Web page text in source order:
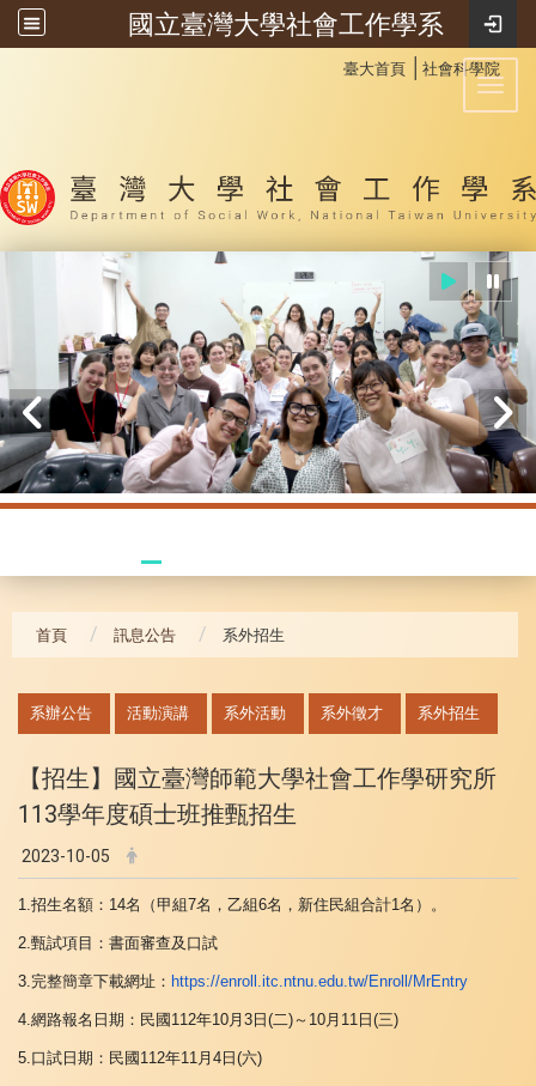
國立臺灣大學社會工作學系
臺大首頁 社會科學院
首頁 訊息公告 系外招生
系辦公告 活動演講 系外活動 系外徵才 系外招生
【招生】國立臺灣師範大學社會工作學研究所
113學年度碩士班推甄招生
2023-10-05
1.招生名額： 14名（甲組7名，乙組6名，新住民組合計1名） 。
2.甄試項目：書面審查及口試
3.完整簡章下載網址： https://enroll.itc.ntnu.edu.tw/Enroll/MrEntry
4.網路報名日期：民國 112年10月 3 日 (二)～ 10月 11 日 (三)
5.口試日期：民國 112年11月 4 日 (六)